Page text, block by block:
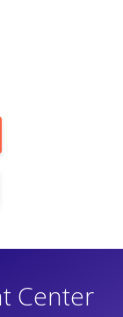
Center